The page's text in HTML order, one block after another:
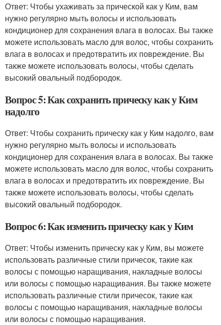
Ответ: Чтобы ухаживать за прической как у Ким, вам
нужно регулярно мыть волосы и использовать
кондиционер для сохранения влага в волосах. Вы также
можете использовать масло для волос, чтобы сохранить
влага в волосах и предотвратить их повреждение. Вы
также можете использовать волосы, чтобы сделать
высокий овальный подбородок.
Вопрос 5: Как сохранить прическу как у Ким
надолго
Ответ: Чтобы сохранить прическу как у Ким надолго, вам
нужно регулярно мыть волосы и использовать
кондиционер для сохранения влага в волосах. Вы также
можете использовать масло для волос, чтобы сохранить
влага в волосах и предотвратить их повреждение. Вы
также можете использовать волосы, чтобы сделать
высокий овальный подбородок.
Вопрос 6: Как изменить прическу как у Ким
Ответ: Чтобы изменить прическу как у Ким, вы можете
использовать различные стили причесок, такие как
волосы с помощью наращивания, накладные волосы
или волосы с помощью наращивания. Вы также можете
использовать различные стили причесок, такие как
волосы с помощью наращивания, накладные волосы
или волосы с помощью наращивания.